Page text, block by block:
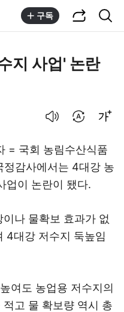
구독
지 사업' 논란
= 국회 농림수산식품
정감사에서는 4대강 농
업이 논란이 됐다.
나 물확보 효과가 없
4대강 저수지 둑높임
여도 농업용 저수지의
고 물 확보량 역시 총